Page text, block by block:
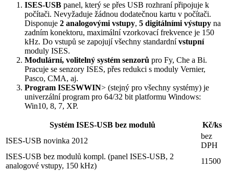
ISES-USB panel, který se přes USB rozhraní připojuje k
počítači. Nevyžaduje žádnou dodatečnou kartu v počítači.
Disponuje 2 analogovými vstupy, 5 digitálními výstupy na
zadním konektoru, maximální vzorkovací frekvence je 150
kHz. Do vstupů se zapojují všechny standardní vstupní
moduly ISES.
Modulární, volitelný systém senzorů pro Fy, Che a Bi.
Pracuje se senzory ISES, přes redukci s moduly Vernier,
Pasco, CMA, aj.
Program ISESWWIN> (stejný pro všechny systémy) je
univerzální program pro 64/32 bit platformu Windows:
Win10, 8, 7, XP.
Systém ISES-USB bez modulů
Kč/ks
ISES-USB novinka 2012
bez
DPH
ISES-USB bez modulů kompl. (panel ISES-USB, 2
analogové vstupy, 150 kHz)
11500